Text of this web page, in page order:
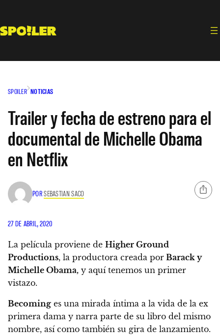
contenido
SPOILER NOTICIAS
Trailer y fecha de estreno para el
documental de Michelle Obama
en Netflix
PORSEBASTIAN SACO
27 DE ABRIL, 2020
La película proviene de Higher Ground
Productions, la productora creada por Barack y
Michelle Obama, y aquí tenemos un primer
vistazo.
Becoming es una mirada íntima a la vida de la ex
primera dama y narra parte de su libro del mismo
nombre, así como también su gira de lanzamiento.